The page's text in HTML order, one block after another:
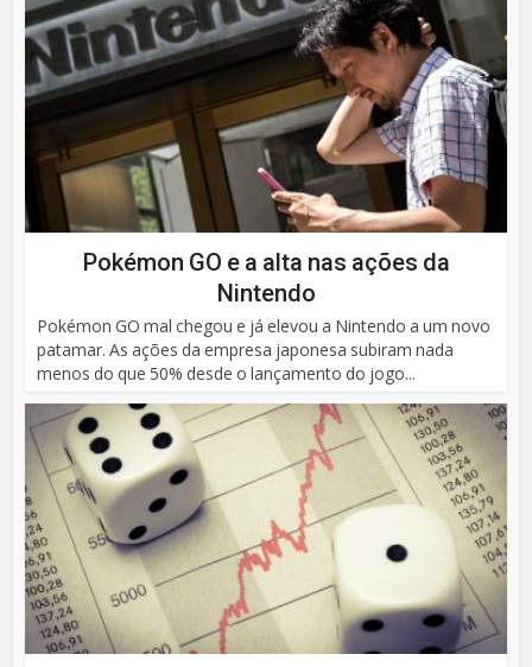
Pokémon GO e a alta nas ações da
Nintendo
Pokémon GO mal chegou e já elevou a Nintendo a um novo
patamar. As ações da empresa japonesa subiram nada
menos do que 50% desde o lançamento do jogo...